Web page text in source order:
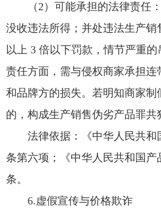
（2）可能承担的法律责任
没收违法所得；并处违法生产销
以上 3 倍以下罚款，情节严重
责任方面，需与侵权商家承担
和品牌方的损失。若明知商家制
的，构成生产销售伪劣产品罪共
法律依据：《中华人民共
条第六项；《中华人民共和国
条。
6.虚假宣传与价格欺诈